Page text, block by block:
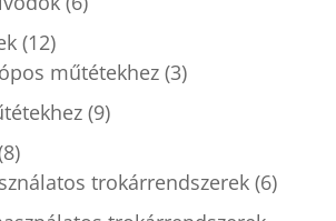
(12)
műtétekhez (3)
(9)
trokárrendszerek (6)